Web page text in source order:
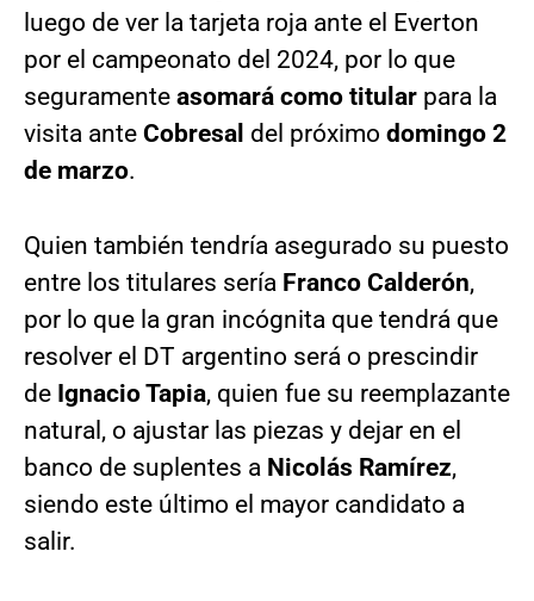
luego de ver la tarjeta roja ante el Everton
por el campeonato del 2024, por lo que
seguramente asomará como titular para la
visita ante Cobresal del próximo domingo 2
de marzo.
Quien también tendría asegurado su puesto
entre los titulares sería Franco Calderón,
por lo que la gran incógnita que tendrá que
resolver el DT argentino será o prescindir
de Ignacio Tapia, quien fue su reemplazante
natural, o ajustar las piezas y dejar en el
banco de suplentes a Nicolás Ramírez,
siendo este último el mayor candidato a
salir.